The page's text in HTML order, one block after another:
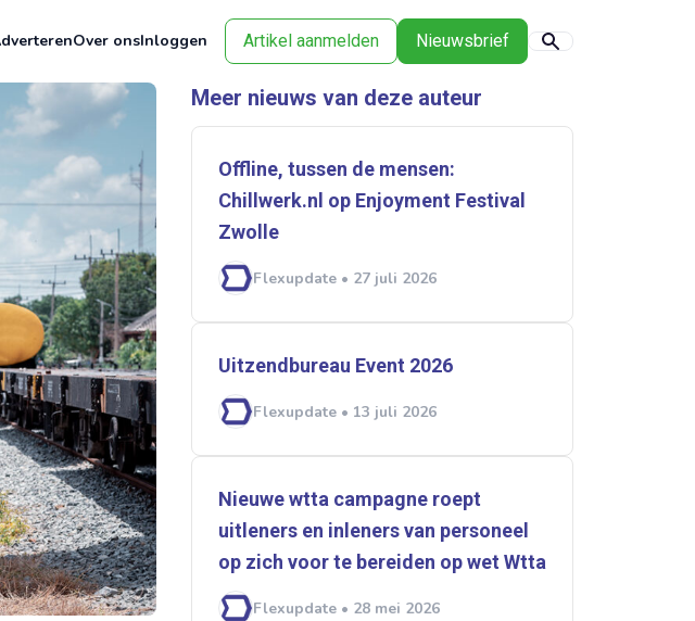
Over onsInloggen Artikel aanmelden Nieuwsbrief
Meer nieuws van deze auteur
Offline, tussen de mensen:
Chillwerk.nl op Enjoyment Festival
Zwolle
Flexupdate • 27 juli 2026
Uitzendbureau Event 2026
Flexupdate • 13 juli 2026
Nieuwe wtta campagne roept
uitleners en inleners van personeel
op zich voor te bereiden op wet ­­Wtta
Flexupdate • 28 mei 2026